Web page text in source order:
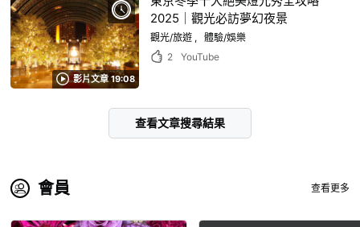
影片文章 19:08
2025｜觀光必訪夢幻夜景
觀光/旅遊
體驗/娛樂
2
YouTube
查看文章搜尋結果
會員 查看更多